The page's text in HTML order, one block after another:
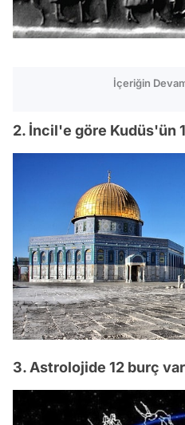
İçeriğin
2. İncil'e göre Kudüs'ün
3. Astrolojide 12 burç